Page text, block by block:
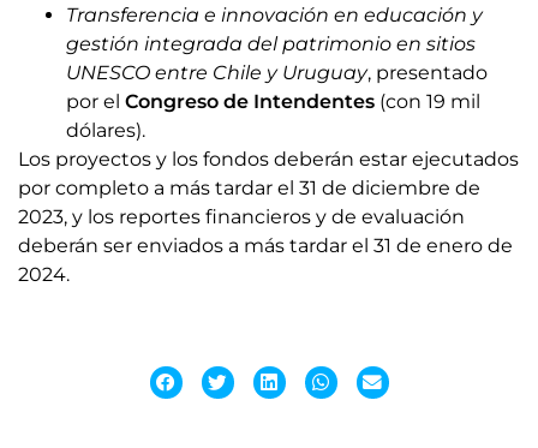
Transferencia e innovación en educación y
gestión integrada del patrimonio en sitios
UNESCO entre Chile y Uruguay, presentado
por el Congreso de Intendentes (con 19 mil
dólares).
Los proyectos y los fondos deberán estar ejecutados
por completo a más tardar el 31 de diciembre de
2023, y los reportes financieros y de evaluación
deberán ser enviados a más tardar el 31 de enero de
2024.